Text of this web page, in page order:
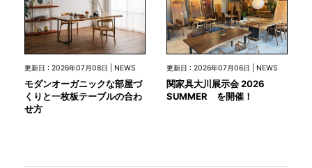
更新日 : 2026年07月08日 | NEWS
モダンオーガニックな部屋づ
くりと一枚板テーブルの合わ
せ方
更新日 : 2026年07月06日 | NEWS
関家具大川展示会 2026
SUMMER を開催！